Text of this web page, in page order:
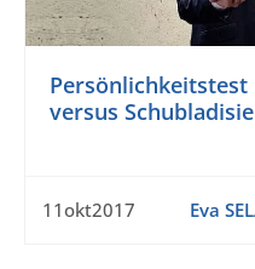
versus
11okt2017 Eva